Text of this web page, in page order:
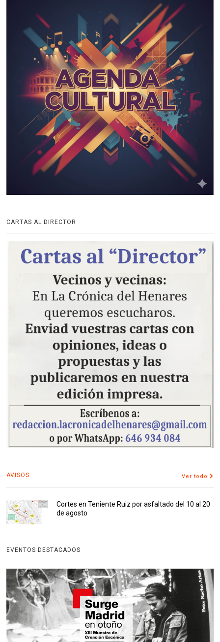
CARTAS AL DIRECTOR
AVISOS Ver todo
Cortes en Teniente Ruiz por asfaltado del 10 al 20
de agosto
EVENTOS DESTACADOS